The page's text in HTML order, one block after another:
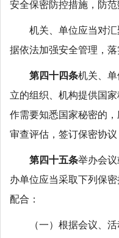
安全保密防控措施，防
机关、单位应当对
据依法加强安全管理，落
第四十四条机关、
立的组织、机构提供国
作需要知悉国家秘密的
审查评估，签订保密协议
第四十五条举办会
办单位应当采取下列保
配合：
（一）根据会议、